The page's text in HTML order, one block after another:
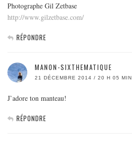
Photographe Gil Zetbase
http://www.gilzetbase.com/
RÉPONDRE
MANON-SIXTHEMATIQUE
21 DÉCEMBRE 2014 / 20 H 05 MIN
J’adore ton manteau!
RÉPONDRE